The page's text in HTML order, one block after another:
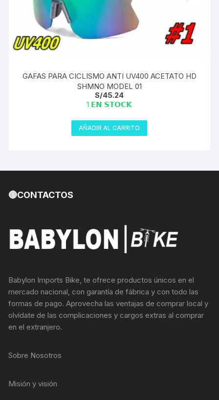
GAFAS PARA CICLISMO ANTI UV400 ACETATO HD
SHMNO MODEL 01
S/45.24
1 𝗘𝗡 𝗦𝗧𝗢𝗖𝗞
AÑADIR AL CARRITO
🔴CONTACTOS
Babylon Imports Bike, te ofrece productos únicos en el
mercado nacional, con garantía de fábrica y con todo las
formas de pago. Aprovecha las ventajas de comprar local y
olvídate de las complicaciones y cargos extras al comprar
en el extranjero.
Sobre Nosotros
Misión y visión